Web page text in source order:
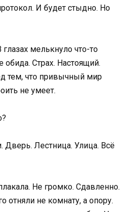
И будет стыдно. Но
мелькнуло что-то
обида. Страх. Настоящий.
тем, что привычный мир
не умеет.
Дверь. Лестница. Улица. Всё
Не громко. Сдавленно.
отняли не комнату, а опору.